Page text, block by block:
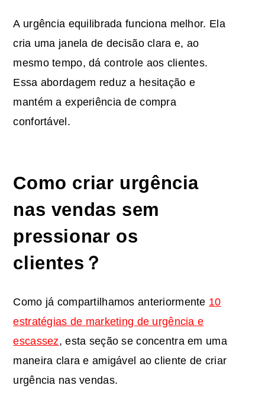
A urgência equilibrada funciona melhor. Ela
cria uma janela de decisão clara e, ao
mesmo tempo, dá controle aos clientes.
Essa abordagem reduz a hesitação e
mantém a experiência de compra
confortável.
Como criar urgência
nas vendas sem
pressionar os
clientes？
Como já compartilhamos anteriormente 10
estratégias de marketing de urgência e
escassez, esta seção se concentra em uma
maneira clara e amigável ao cliente de criar
urgência nas vendas.